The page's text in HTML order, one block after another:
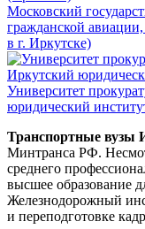
Московский
гражданской
в г. Иркутске)
Университет
юридический
Транспортные вузы
Минтранса РФ.
среднего
высшее образование
Железнодорожный
и переподготовке